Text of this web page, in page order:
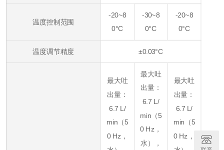
温度控制范围
-20~8
0°C
-30~8
0°C
-20~8
0°C
温度调节精度 ±0.03°C
最大吐
出量：
6.7 L/
min（5
0 Hz，
最大吐
出量：
6.7 L/
min（5
0 Hz，
水），
最大吐
出量：
6.7 L/
min（5
0 Hz，